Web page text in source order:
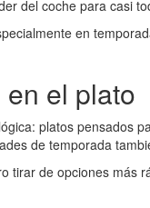
del coche para casi
en
el plato
platos pensados
de temporada
de opciones